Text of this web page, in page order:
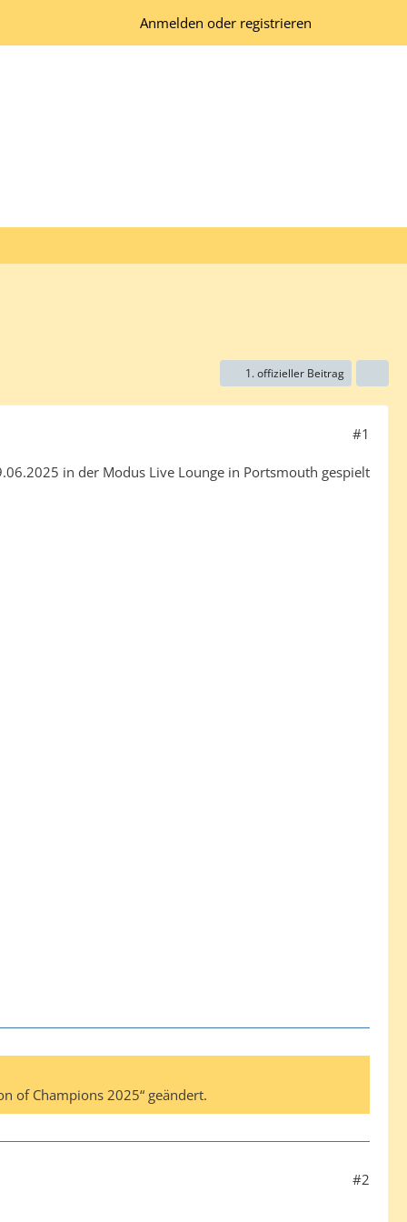
Anmelden oder registrieren
1. offizieller Beitrag
#1
in der Modus Live Lounge in Portsmouth gespielt
of Champions 2025“ geändert.
#2